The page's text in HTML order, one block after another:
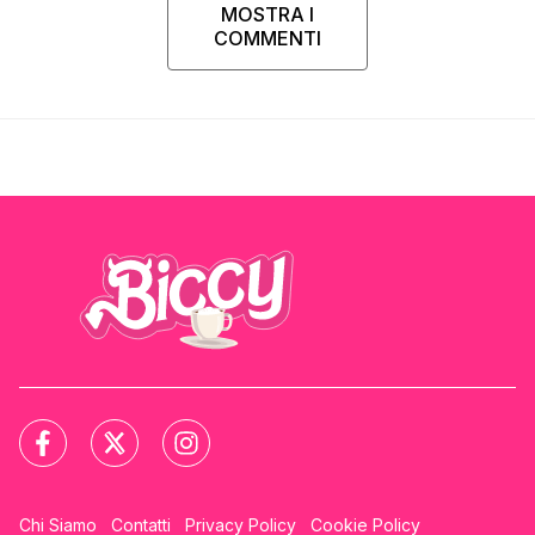
MOSTRA I
COMMENTI
Chi Siamo Contatti Privacy Policy Cookie Policy